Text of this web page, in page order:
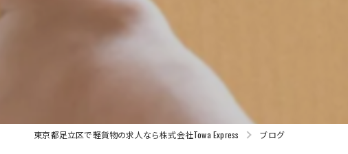
高収入東京都足立区で軽貨物の求人なら株式会社Towa Express ブログ